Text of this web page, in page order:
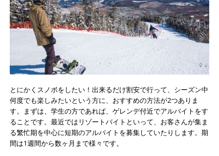
とにかくスノボをしたい！出来るだけ割安で行って、シーズン中
何度でも楽しみたいという方に、おすすめの方法が2つありま
す。 まずは、学生の方であれば、ゲレンデ付近でアルバイトをす
ることです。最近ではリゾートバイトといって、お客さんが集ま
る繁忙期を中心に短期のアルバイトを募集していたりします。期
間は1週間から数ヶ月まで様々です。